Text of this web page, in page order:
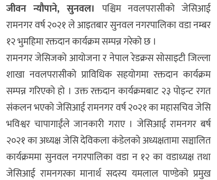
जीवन न्यौपाने, सुनवल।पश्चिम नवलपरासीको जेसिआई
रामनगर वर्ष २०२१ ले आइतबार सुनवल नगरपालिका वडा नम्बर
१२ भुमहिमा रक्तदान कार्यक्रम सम्पन्न गरेको छ ।
रामनगर जेसिजको आयोजना र नेपाल रेडक्रस सोसाइटी जिल्ला
शाखा नवलपरासीको प्राविधिक सहयोगमा रक्तदान कार्यक्रम
सम्पन्न गरिएको हो । उक्त रक्तदान कार्यक्रमबाट २३ पोइन्ट रगत
संकलन भएको जेसिआई रामनगर वर्ष २०२१ का महासचिव जेसि
भविश्वर चापागाईंले जानकारी गराए । जेसिआई रामनगर बर्ष
२०२१ का अध्यक्ष जेसि देविकला कंडेलको अध्यक्षतामा सञ्चालित
कार्यक्रममा सुनवल नगरपालिका वडा न १२ का वडाध्यक्ष तथा
जेसिआई रामनगरका मानार्थ सदस्य यमलाल पाण्डेको प्रमुख